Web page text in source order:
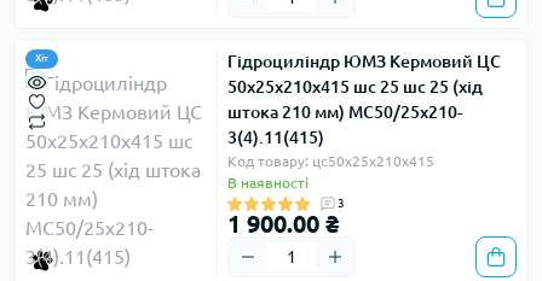
Хіт
Гідроциліндр ЮМЗ Кермовий ЦС
50х25х210х415 шс 25 шс 25 (хід
штока 210 мм) МС50/25х210-
3(4).11(415)
Код товару: цс50х25х210х415
В наявності
3
1 900.00 ₴